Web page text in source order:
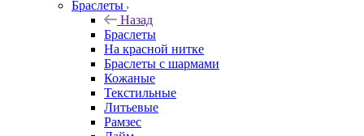
Браслеты
Назад
Браслеты
На красной нитке
Браслеты с шармами
Кожаные
Текстильные
Литьевые
Рамзес